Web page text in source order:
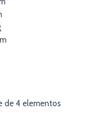
de 4 elementos